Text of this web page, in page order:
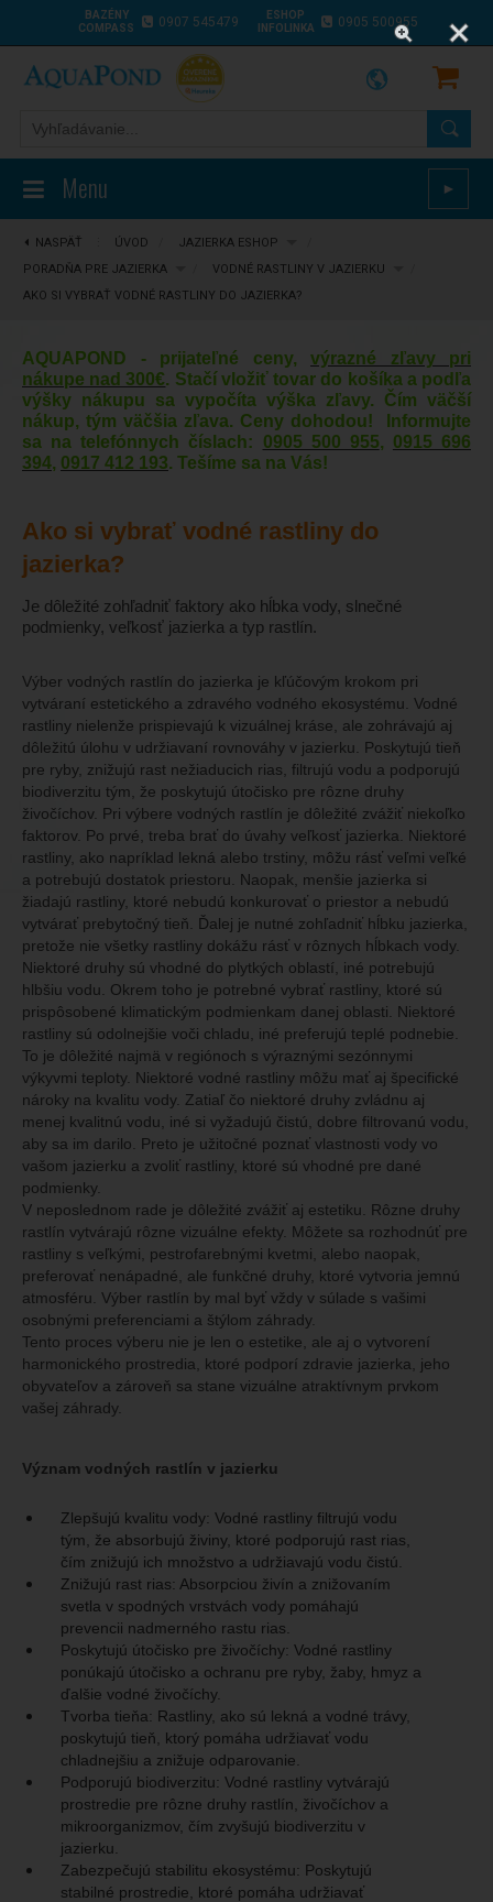
BAZÉNY
COMPASS
0907 545479
ESHOP
INFOLINKA
0905 500955
Menu ►
NASPÄŤ ÚVOD JAZIERKA ESHOP
PORADŇA PRE JAZIERKA
VODNÉ RASTLINY V JAZIERKU
AKO SI VYBRAŤ VODNÉ RASTLINY DO JAZIERKA?
AQUAPOND - prijateľné ceny, výrazné zľavy pri
nákupe nad 300€. Stačí vložiť tovar do košíka a podľa
výšky nákupu sa vypočíta výška zľavy. Čím väčší
nákup, tým väčšia zľava. Ceny dohodou! Informujte
sa na telefónnych číslach: 0905 500 955, 0915 696
394, 0917 412 193. Tešíme sa na Vás!
Ako si vybrať vodné rastliny do
jazierka?
Je dôležité zohľadniť faktory ako hĺbka vody, slnečné
podmienky, veľkosť jazierka a typ rastlín.
Výber vodných rastlín do jazierka je kľúčovým krokom pri
vytváraní estetického a zdravého vodného ekosystému. Vodné
rastliny nielenže prispievajú k vizuálnej kráse, ale zohrávajú aj
dôležitú úlohu v udržiavaní rovnováhy v jazierku. Poskytujú tieň
pre ryby, znižujú rast nežiaducich rias, filtrujú vodu a podporujú
biodiverzitu tým, že poskytujú útočisko pre rôzne druhy
živočíchov. Pri výbere vodných rastlín je dôležité zvážiť niekoľko
faktorov. Po prvé, treba brať do úvahy veľkosť jazierka. Niektoré
rastliny, ako napríklad lekná alebo trstiny, môžu rásť veľmi veľké
a potrebujú dostatok priestoru. Naopak, menšie jazierka si
žiadajú rastliny, ktoré nebudú konkurovať o priestor a nebudú
vytvárať prebytočný tieň. Ďalej je nutné zohľadniť hĺbku jazierka,
pretože nie všetky rastliny dokážu rásť v rôznych hĺbkach vody.
Niektoré druhy sú vhodné do plytkých oblastí, iné potrebujú
hlbšiu vodu. Okrem toho je potrebné vybrať rastliny, ktoré sú
prispôsobené klimatickým podmienkam danej oblasti. Niektoré
rastliny sú odolnejšie voči chladu, iné preferujú teplé podnebie.
To je dôležité najmä v regiónoch s výraznými sezónnymi
výkyvmi teploty. Niektoré vodné rastliny môžu mať aj špecifické
nároky na kvalitu vody. Zatiaľ čo niektoré druhy zvládnu aj
menej kvalitnú vodu, iné si vyžadujú čistú, dobre filtrovanú vodu,
aby sa im darilo. Preto je užitočné poznať vlastnosti vody vo
vašom jazierku a zvoliť rastliny, ktoré sú vhodné pre dané
podmienky.
V neposlednom rade je dôležité zvážiť aj estetiku. Rôzne druhy
rastlín vytvárajú rôzne vizuálne efekty. Môžete sa rozhodnúť pre
rastliny s veľkými, pestrofarebnými kvetmi, alebo naopak,
preferovať nenápadné, ale funkčné druhy, ktoré vytvoria jemnú
atmosféru. Výber rastlín by mal byť vždy v súlade s vašimi
osobnými preferenciami a štýlom záhrady.
Tento proces výberu nie je len o estetike, ale aj o vytvorení
harmonického prostredia, ktoré podporí zdravie jazierka, jeho
obyvateľov a zároveň sa stane vizuálne atraktívnym prvkom
vašej záhrady.
Význam vodných rastlín v jazierku
Zlepšujú kvalitu vody: Vodné rastliny filtrujú vodu
tým, že absorbujú živiny, ktoré podporujú rast rias,
čím znižujú ich množstvo a udržiavajú vodu čistú.
Znižujú rast rias: Absorpciou živín a znižovaním
svetla v spodných vrstvách vody pomáhajú
prevencii nadmerného rastu rias.
Poskytujú útočisko pre živočíchy: Vodné rastliny
ponúkajú útočisko a ochranu pre ryby, žaby, hmyz a
ďalšie vodné živočíchy.
Tvorba tieňa: Rastliny, ako sú lekná a vodné trávy,
poskytujú tieň, ktorý pomáha udržiavať vodu
chladnejšiu a znižuje odparovanie.
Podporujú biodiverzitu: Vodné rastliny vytvárajú
prostredie pre rôzne druhy rastlín, živočíchov a
mikroorganizmov, čím zvyšujú biodiverzitu v
jazierku.
Zabezpečujú stabilitu ekosystému: Poskytujú
stabilné prostredie, ktoré pomáha udržiavať